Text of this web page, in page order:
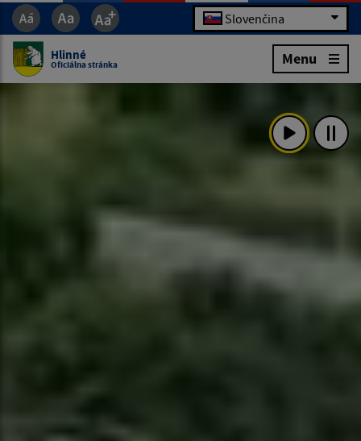
Slovenčina
Hlinné
Oficiálna stránka Menu